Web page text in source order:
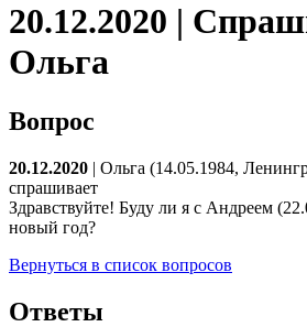
20.12.2020 |
Ольга
Вопрос
20.12.2020 | Ольга (14.05.1984,
спрашивает
Здравствуйте! Буду ли я с Андреем
новый год?
Вернуться в список вопросов
Ответы